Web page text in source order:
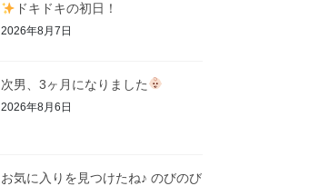
ドキドキの初日！
2026年8月7日
次男、3ヶ月になりました
2026年8月6日
お気に入りを見つけたね♪ のびのび